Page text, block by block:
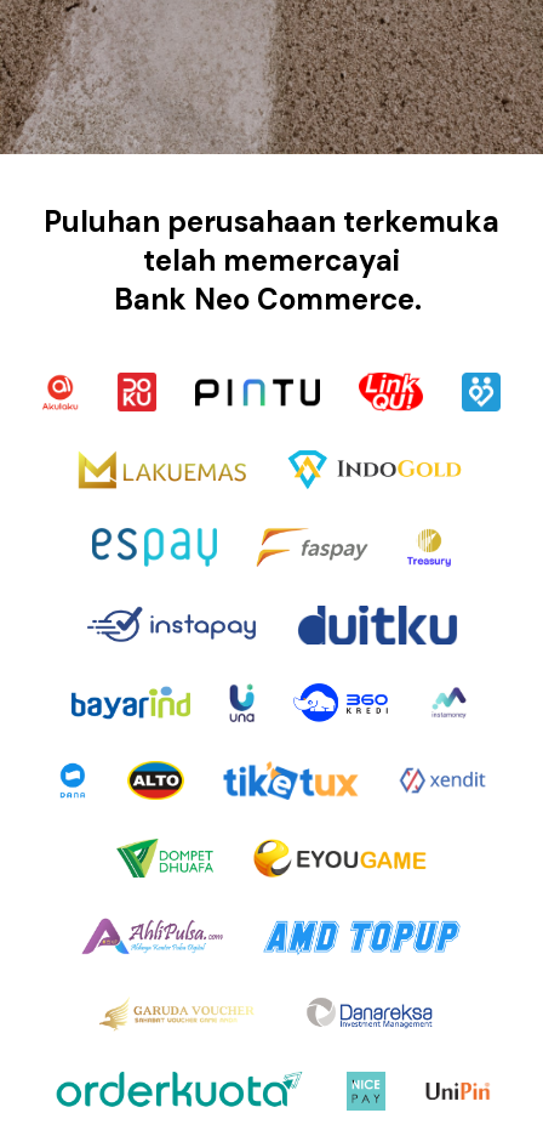
Puluhan perusahaan terkemuka
telah memercayai
Bank Neo Commerce.